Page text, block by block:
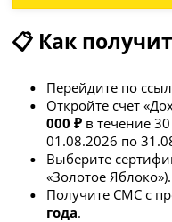
📋 Как
Перейдите по
Откройте счет
000 ₽в течение 30
01.08.2026 по
Выберите
«Золотое Яблоко»).
Получите СМС с
года.